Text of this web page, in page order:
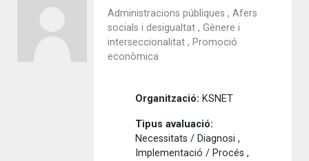
Administracions públiques , Afers
socials i desigualtat , Gènere i
interseccionalitat , Promoció
econòmica
Organització: KSNET
Tipus avaluació:
Necessitats / Diagnosi ,
Implementació / Procés ,